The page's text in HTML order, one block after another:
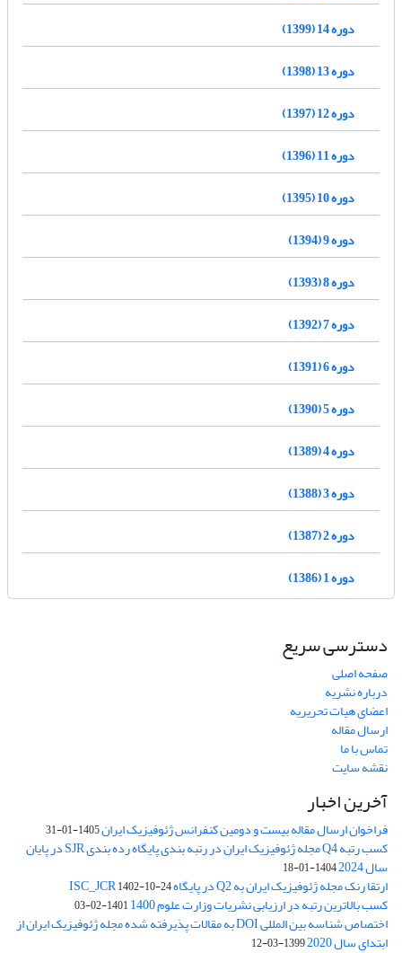
دوره 14 (1399)
دوره 13 (1398)
دوره 12 (1397)
دوره 11 (1396)
دوره 10 (1395)
دوره 9 (1394)
دوره 8 (1393)
دوره 7 (1392)
دوره 6 (1391)
دوره 5 (1390)
دوره 4 (1389)
دوره 3 (1388)
دوره 2 (1387)
دوره 1 (1386)
دسترسی سریع
صفحه اصلی
درباره نشریه
اعضای هیات تحریریه
ارسال مقاله
تماس با ما
نقشه سایت
آخرین اخبار
فراخوان ارسال مقاله بیست و دومین کنفرانس ژئوفیزیک ایران1405-01-31
کسب رتبه Q4 مجله ژئوفیزیک ایران در رتبه بندی پایگاه رده بندی SJR در پایان
سال 2024 1404-01-18
ارتقا رنک مجله ژئوفیزیک ایران به Q2 در پایگاه ISC_JCR 1402-10-24
کسب بالاترین رتبه در ارزیابی نشریات وزارت علوم 1400 1401-02-03
اختصاص شناسه بین المللی DOI به مقالات پذیرفته شده مجله ژئوفیزیک ایران از
ابتدای سال 2020 1399-03-12